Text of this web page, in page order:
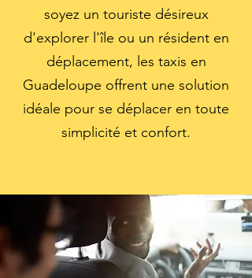
soyez un touriste désireux
d'explorer l'île ou un résident en
déplacement, les taxis en
Guadeloupe offrent une solution
idéale pour se déplacer en toute
simplicité et confort.